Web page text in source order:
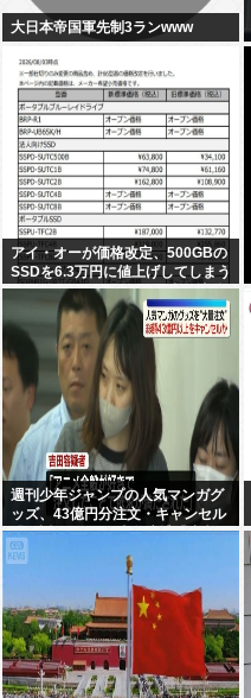
大日本帝国軍先制3ランwww
アイ・オーが価格改定、500GBの
SSDを6.3万円に値上げしてしまう
元の値段3.4万からほぼ2倍の地獄
週刊少年ジャンプの人気マンガグ
ッズ、43億円分注文・キャンセル
繰り返したか 32歳女逮捕「注文し
たことで欲求が満たされた」